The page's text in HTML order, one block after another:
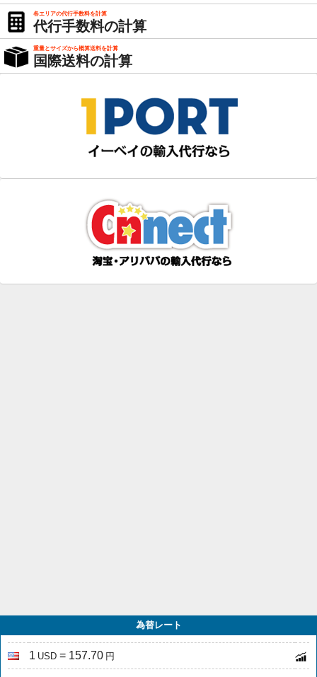
各エリアの代行手数料を計算
代行手数料の計算
重量とサイズから概算送料を計算
国際送料の計算
為替レート
1 USD = 157.70 円